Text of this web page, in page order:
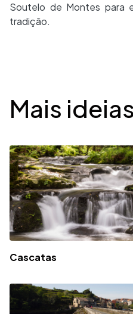
Soutelo de Montes para
tradição.
Desplegable
Mais ideias
Cascatas